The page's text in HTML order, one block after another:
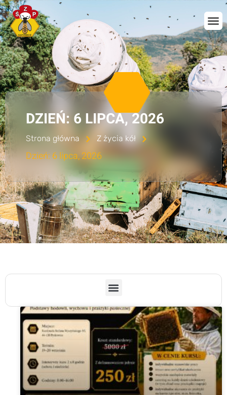
DZIEŃ: 6 LIPCA, 2026
Strona główna Z życia kół
Dzień: 6 lipca, 2026